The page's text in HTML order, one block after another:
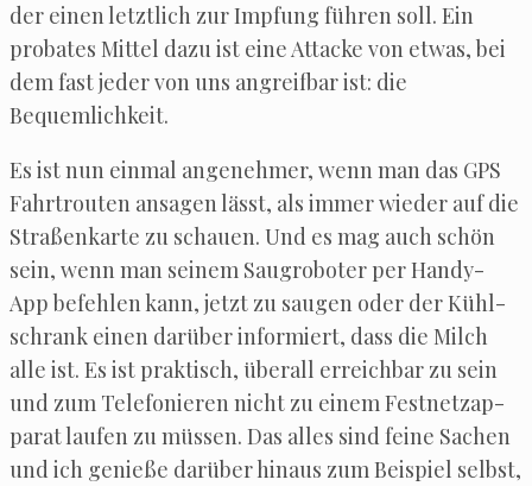
der einen letzt­lich zur Imp­fung füh­ren soll. Ein
pro­ba­tes Mit­tel dazu ist eine Atta­cke von etwas, bei
dem fast jeder von uns angreif­bar ist: die
Bequemlichkeit.
Es ist nun ein­mal ange­neh­mer, wenn man das GPS
Fahrt­rou­ten ansa­gen lässt, als immer wie­der auf die
Stra­ßen­kar­te zu schau­en. Und es mag auch schön
sein, wenn man sei­nem Saug­ro­bo­ter per Han­dy-
App befeh­len kann, jetzt zu sau­gen oder der Kühl­
schrank einen dar­über infor­miert, dass die Milch
alle ist. Es ist prak­tisch, über­all erreich­bar zu sein
und zum Tele­fo­nie­ren nicht zu einem Fest­netz­ap­
pa­rat lau­fen zu müs­sen. Das alles sind fei­ne Sachen
und ich genie­ße dar­über hin­aus zum Bei­spiel selbst,